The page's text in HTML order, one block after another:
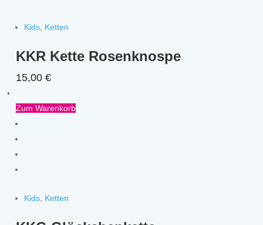
Kids Ketten
KKR Kette Rosenknospe
15,00€
Zum Warenkorb
Kids Ketten